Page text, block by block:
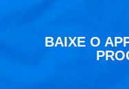
BAIXE O